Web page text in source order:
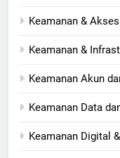
Keamanan &
Keamanan &
Keamanan Akun
Keamanan Data
Keamanan Digital